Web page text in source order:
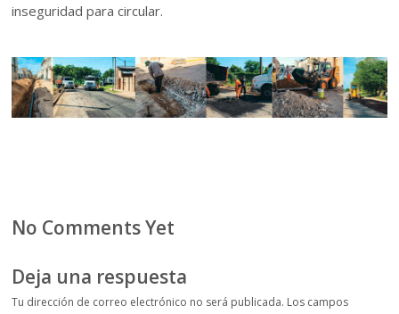
inseguridad para circular.
No Comments Yet
Deja una respuesta
Tu dirección de correo electrónico no será publicada. Los campos